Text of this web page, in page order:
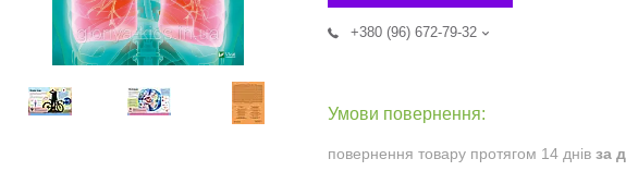
+380 (96) 672-79-32
повернення товару протягом 14 днів за